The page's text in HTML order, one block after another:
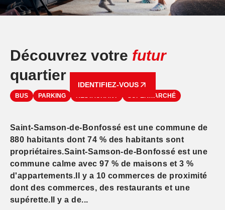
Découvrez votre futur
quartier
IDENTIFIEZ-VOUS
Saint-Samson-de-Bonfossé est une commune de
880 habitants dont 74 % des habitants sont
propriétaires.Saint-Samson-de-Bonfossé est une
commune calme avec 97 % de maisons et 3 %
d'appartements.Il y a 10 commerces de proximité
dont des commerces, des restaurants et une
supérette.Il y a de...
BUS PARKING RESTAURANT SUPERMARCHÉ